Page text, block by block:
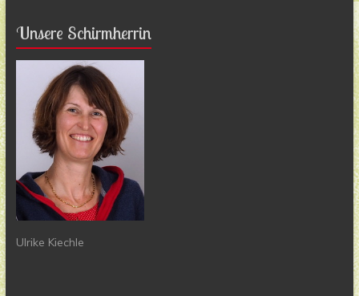
Unsere Schirmherrin
Ulrike Kiechle